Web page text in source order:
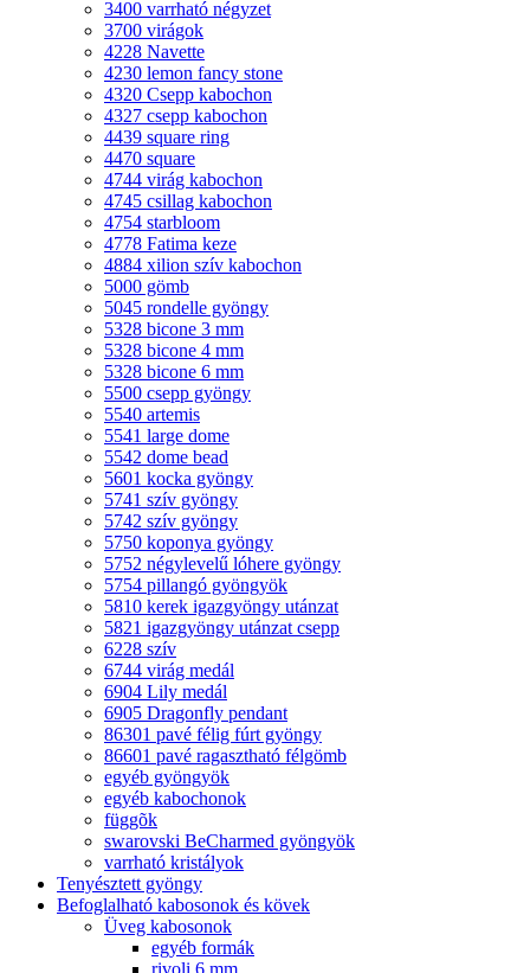
3400 varrható négyzet
3700 virágok
4228 Navette
4230 lemon fancy stone
4320 Csepp kabochon
4327 csepp kabochon
4439 square ring
4470 square
4744 virág kabochon
4745 csillag kabochon
4754 starbloom
4778 Fatima keze
4884 xilion szív kabochon
5000 gömb
5045 rondelle gyöngy
5328 bicone 3 mm
5328 bicone 4 mm
5328 bicone 6 mm
5500 csepp gyöngy
5540 artemis
5541 large dome
5542 dome bead
5601 kocka gyöngy
5741 szív gyöngy
5742 szív gyöngy
5750 koponya gyöngy
5752 négylevelű lóhere gyöngy
5754 pillangó gyöngyök
5810 kerek igazgyöngy utánzat
5821 igazgyöngy utánzat csepp
6228 szív
6744 virág medál
6904 Lily medál
6905 Dragonfly pendant
86301 pavé félig fúrt gyöngy
86601 pavé ragasztható félgömb
egyéb gyöngyök
egyéb kabochonok
függõk
swarovski BeCharmed gyöngyök
varrható kristályok
Tenyésztett gyöngy
Befoglalható kabosonok és kövek
Üveg kabosonok
egyéb formák